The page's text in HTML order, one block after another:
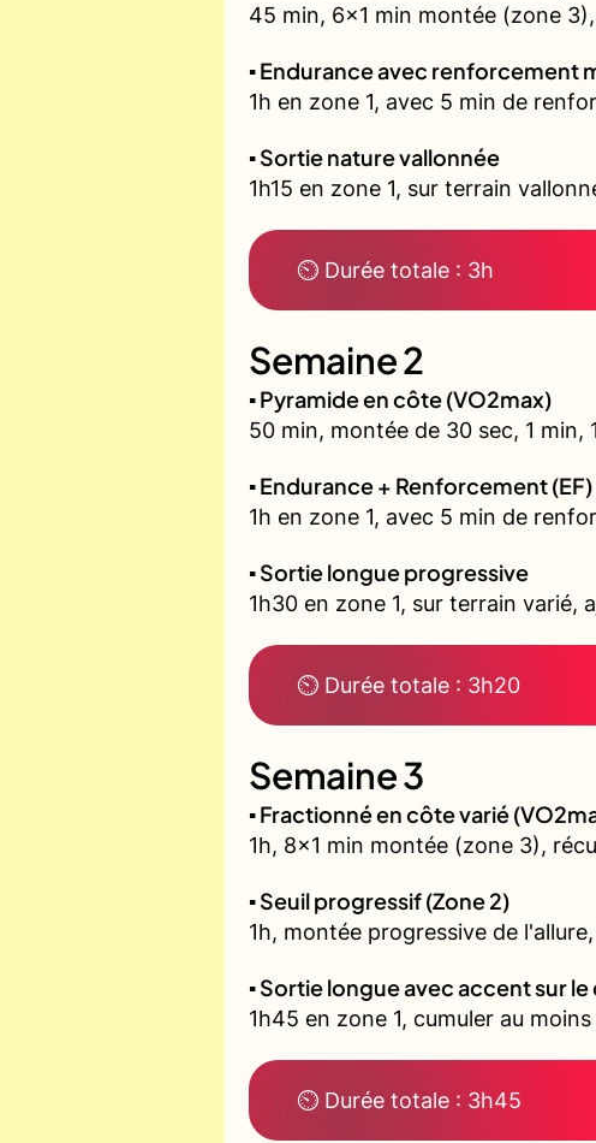
45 min, 6x1 min montée (zone
▪️ Endurance avec renforcement
1h en zone 1, avec 5 min de
▪️ Sortie nature vallonnée
1h15 en zone 1, sur terrain
⏲ Durée totale : 3h
Semaine 2
▪️ Pyramide en côte (VO2max)
50 min, montée de 30 sec, 1
▪️ Endurance + Renforcement (EF)
1h en zone 1, avec 5 min de
▪️ Sortie longue progressive
1h30 en zone 1, sur terrain varié,
⏲ Durée totale : 3h20
Semaine 3
▪️ Fractionné en côte varié
1h, 8x1 min montée (zone 3),
▪️ Seuil progressif (Zone 2)
1h, montée progressive de
▪️ Sortie longue avec accent sur
1h45 en zone 1, cumuler au
⏲ Durée totale : 3h45